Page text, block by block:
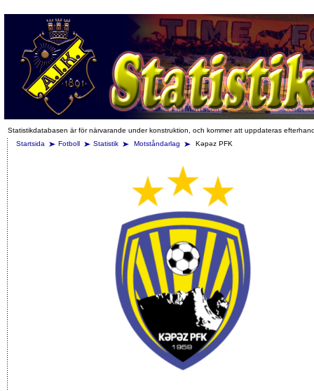
Statistikdatabasen är för närvarande under konstruktion, och kommer att uppdateras
Startsida
Fotboll Statistik Motståndarlag Kəpəz PFK